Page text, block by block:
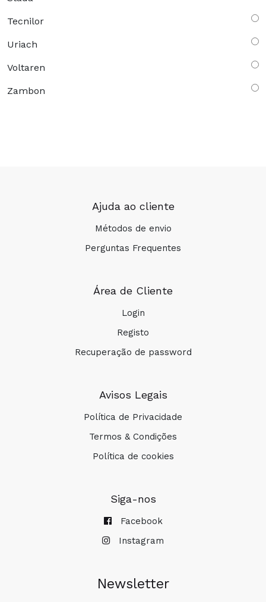
Tecnilor
Uriach
Voltaren
Zambon
Ajuda ao cliente
Métodos de envio
Perguntas Frequentes
Área de Cliente
Login
Registo
Recuperação de password
Avisos Legais
Política de Privacidade
Termos & Condições
Política de cookies
Siga-nos
Facebook
Instagram
Newsletter